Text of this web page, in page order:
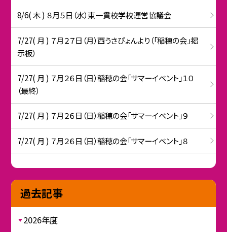
8/6( 木 ) ８月５日（水）東一貫校学校運営協議会
7/27( 月 ) ７月２７日（月）西うさぴょんより（「稲穂の会」掲
示板）
7/27( 月 ) ７月２６日（日）稲穂の会「サマーイベント」１０
（最終）
7/27( 月 ) ７月２６日（日）稲穂の会「サマーイベント」９
7/27( 月 ) ７月２６日（日）稲穂の会「サマーイベント」８
過去記事
2026年度